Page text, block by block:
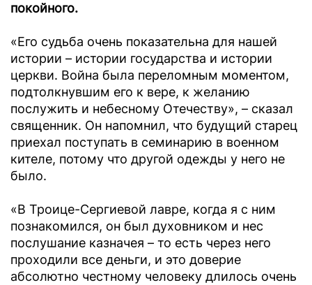
покойного.
«Его судьба очень показательна для нашей
истории – истории государства и истории
церкви. Война была переломным моментом,
подтолкнувшим его к вере, к желанию
послужить и небесному Отечеству», – сказал
священник. Он напомнил, что будущий старец
приехал поступать в семинарию в военном
кителе, потому что другой одежды у него не
было.
«В Троице-Сергиевой лавре, когда я с ним
познакомился, он был духовником и нес
послушание казначея – то есть через него
проходили все деньги, и это доверие
абсолютно честному человеку длилось очень